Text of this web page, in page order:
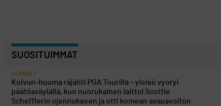
SUOSITUIMMAT
KILPAGOLF
Koivun-huuma räjähti PGA Tourilla – yleisö vyöryi
päätösväylällä, kun nuorukainen laittoi Scottie
Schefflerin ojennukseen ja otti komean avausvoiton